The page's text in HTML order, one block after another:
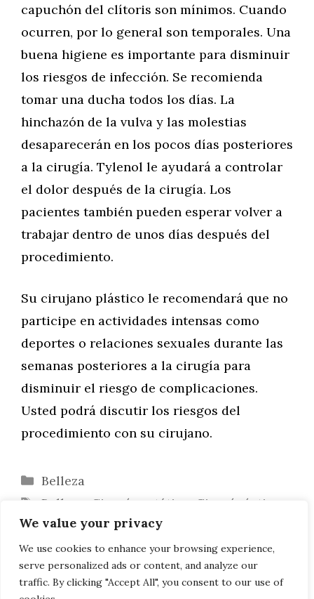
We value your privacy
We use cookies to enhance your browsing experience,
serve personalized ads or content, and analyze our
traffic. By clicking "Accept All", you consent to our use of
capuchón del clítoris son mínimos. Cuando
ocurren, por lo general son temporales. Una
buena higiene es importante para disminuir
los riesgos de infección. Se recomienda
tomar una ducha todos los días. La
hinchazón de la vulva y las molestias
desaparecerán en los pocos días posteriores
a la cirugía. Tylenol le ayudará a controlar
el dolor después de la cirugía. Los
pacientes también pueden esperar volver a
trabajar dentro de unos días después del
procedimiento.
Su cirujano plástico le recomendará que no
participe en actividades intensas como
deportes o relaciones sexuales durante las
semanas posteriores a la cirugía para
disminuir el riesgo de complicaciones.
Usted podrá discutir los riesgos del
procedimiento con su cirujano.
Categorías
Belleza
Etiquetas
Belleza Cirugía estética Cirugía íntima
Cirugía plástica,Estética
¿Qué es una labioplastia?
¿Qué es el lifting de pubis?